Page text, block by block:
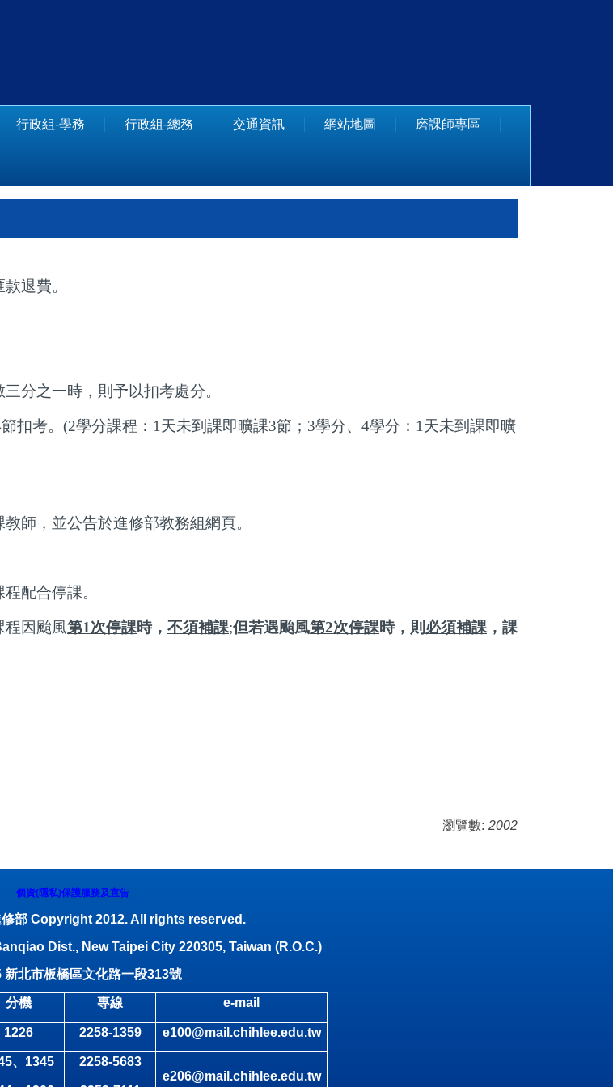
行政組-學務 行政組-總務 交通資訊 網站地圖 磨課師專區
退費。
分之一時，則予以扣考處分。
節扣考。 (2學分課程： 1 天未到課即曠課3節； 3學分、 4學分： 1 天未到課即曠
師，並公告於進修部教務組網頁。
配合停課。
程因颱風第1次停課時， 不須補課;但若遇颱風第2次停課時，則 必須補課 ，課
瀏覽數: 2002
個資(隱私)保護服務及宣告
修部 Copyright 2012. All rights reserved.
Dist., New Taipei City 220305, Taiwan (R.O.C.)
新北市板橋區文化路一段313號
分機 專線 e-mail
1226 2258-1359 e100@mail.chihlee.edu.tw
、1345
2258-5683
e206@mail.chihlee.edu.tw